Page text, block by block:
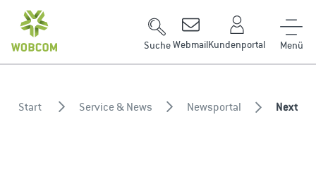
Zum Inhalt springen
SucheWebmailKundenportal
Start Service & News Newsportal Next